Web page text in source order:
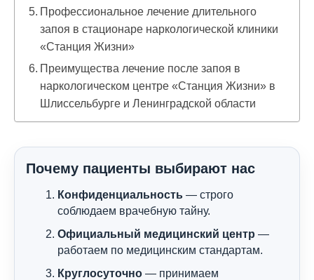
Профессиональное лечение длительного
запоя в стационаре наркологической клиники
«Станция Жизни»
Преимущества лечение после запоя в
наркологическом центре «Станция Жизни» в
Шлиссельбурге и Ленинградской области
Почему пациенты выбирают нас
Конфиденциальность — строго
соблюдаем врачебную тайну.
Официальный медицинский центр —
работаем по медицинским стандартам.
Круглосуточно — принимаем